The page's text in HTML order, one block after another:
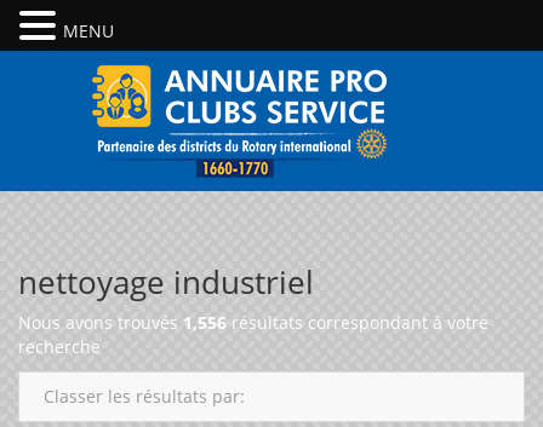
nettoyage industriel
Nous avons trouvés 1,556 résultats correspondant à votre
recherche
Classer les résultats par:
MENU